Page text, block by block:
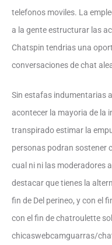
telefonos moviles. La
a la gente estructurar las
Chatspin tendri­as una
conversaciones de chat
Sin estafas indumentarias
acontecer la mayoria de la
transpirado estimar la
personas podran sostener
cual ni ni las moderadores
destacar que tienes la
fin de Del perineo, y con el
con el fin de chatroulette
chicaswebcamguarras/